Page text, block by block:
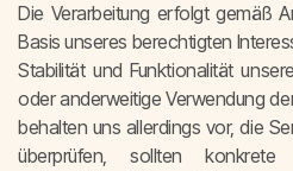
Die Verarbeitung erfolgt gemäß
Basis unseres berechtigten
Stabilität und Funktionalität
oder anderweitige Verwendung
behalten uns allerdings vor, die
überprüfen, sollten